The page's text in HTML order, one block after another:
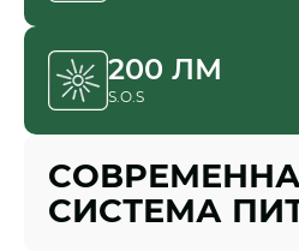
200 ЛМ
S.O.S
СИСТЕМА